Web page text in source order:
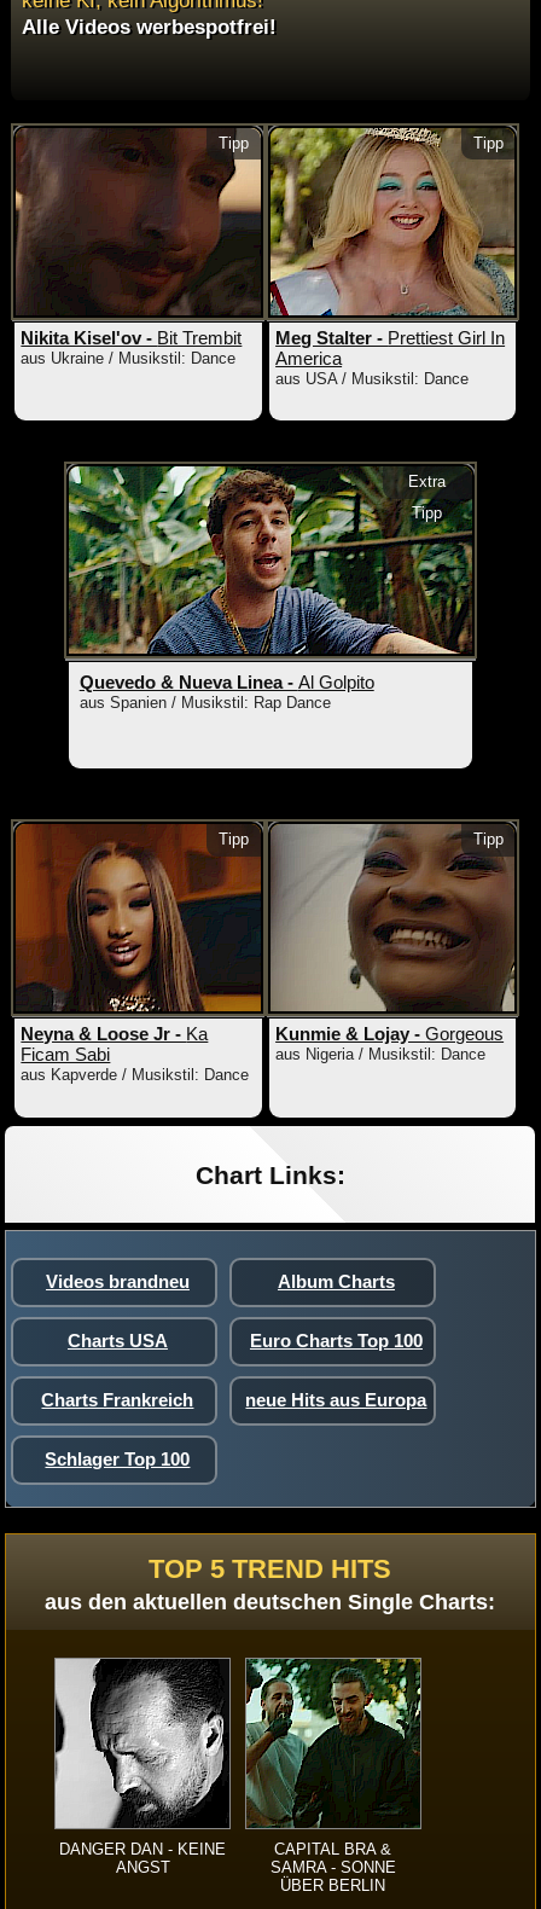
Alle Videos werbespotfrei!
Tipp
Nikita Kisel'ov - Bit Trembit
aus Ukraine / Musikstil: Dance
Tipp
Meg Stalter - Prettiest Girl In
America
aus USA / Musikstil: Dance
Extra
Tipp
Quevedo & Nueva Linea - Al Golpito
aus Spanien / Musikstil: Rap Dance
Tipp
Neyna & Loose Jr - Ka
Ficam Sabi
aus Kapverde / Musikstil: Dance
Tipp
Kunmie & Lojay -Gorgeous
aus Nigeria / Musikstil: Dance
Chart Links:
Videos brandneu Album Charts
Charts USA Euro Charts Top 100
Charts Frankreich neue Hits aus Europa
Schlager Top 100
TOP 5 TREND HITS
aus den aktuellen deutschen Single Charts:
DANGER DAN - KEINE
ANGST
CAPITAL BRA &
SAMRA - SONNE
ÜBER BERLIN